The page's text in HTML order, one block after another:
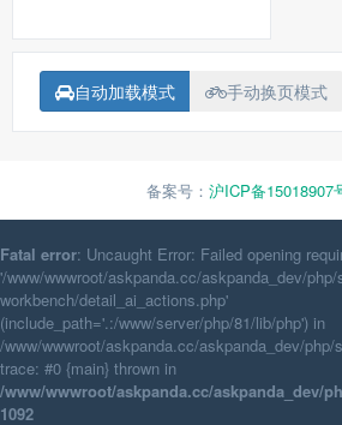
自动加载模式 手动换页模式
备案号： 沪ICP备15018907
Fatal error: Uncaught Error: Failed opening
'/www/wwwroot/askpanda.cc/askpanda_dev/
workbench/detail_ai_actions.php'
(include_path='.:/www/server/php/81/lib/php') in
/www/wwwroot/askpanda.cc/askpanda_dev/
trace: #0 {main} thrown in
/www/wwwroot/askpanda.cc/askpanda_dev/
1092